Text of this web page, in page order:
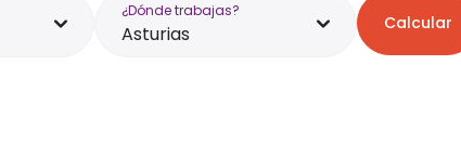
¿Dónde trabajas?
Asturias Calcular